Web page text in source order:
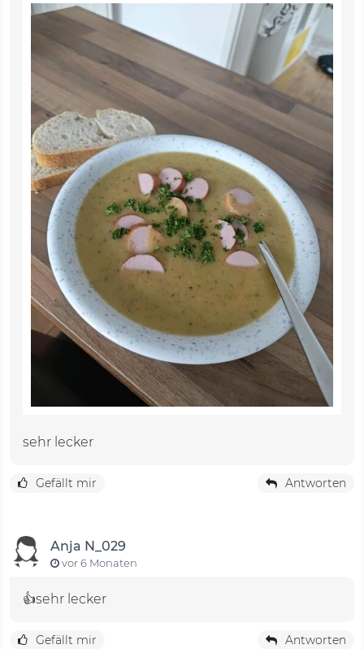
sehr lecker
Gefällt mir Antworten
Anja N_029
vor 6 Monaten
👍sehr lecker
Gefällt mir Antworten